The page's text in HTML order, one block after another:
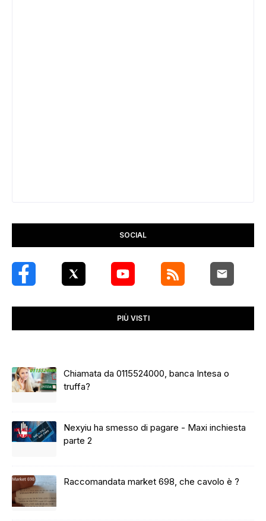
SOCIAL
PIÙ VISTI
Chiamata da 0115524000, banca Intesa o
truffa?
Nexyiu ha smesso di pagare - Maxi inchiesta
parte 2
Raccomandata market 698, che cavolo è ?